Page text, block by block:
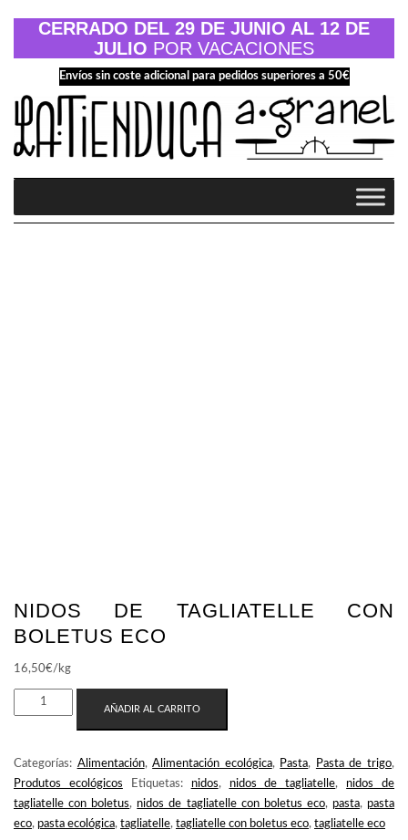
CERRADO DEL 29 DE JUNIO AL 12 DE
JULIO POR VACACIONES
Envíos sin coste adicional para pedidos superiores a 50€
NIDOS DE TAGLIATELLE CON
BOLETUS ECO
16,50€/kg
NIDOS
DE
CON
BOLETUS
ECO
CANTIDAD
AÑADIR AL CARRITO
Categorías: Alimentación,Alimentación ecológica, Pasta, Pasta de trigo,
Produtos ecológicos
Etiquetas: nidos, nidos de tagliatelle, nidos de
tagliatelle con boletus, nidos de tagliatelle con boletus eco, pasta, pasta
eco, pasta ecológica, tagliatelle, tagliatelle con boletus eco, tagliatelle eco